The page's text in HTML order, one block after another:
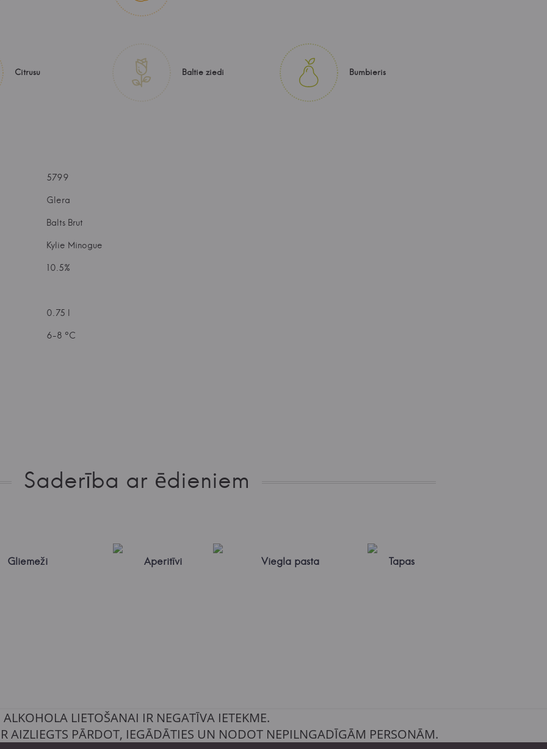
Citrusu Baltie ziedi Bumbieris
5799
Glera
Balts Brut
Kylie Minogue
10.5%
0.75 l
6-8 °C
Saderība ar ēdieniem
Gliemeži Aperitīvi Viegla pasta Tapas
ALKOHOLA LIETOŠANAI IR NEGATĪVA IETEKME.
AIZLIEGTS PĀRDOT, IEGĀDĀTIES UN NODOT NEPILNGADĪGĀM PERSONĀM.